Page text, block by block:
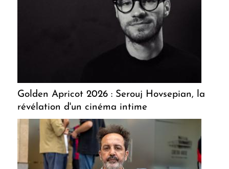
Golden Apricot 2026 : Serouj Hovsepian, la
révélation d'un cinéma intime